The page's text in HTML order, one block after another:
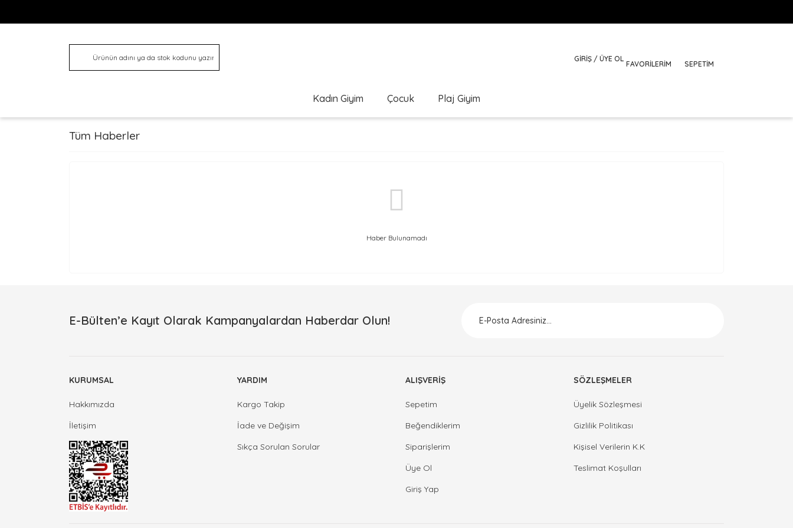
GİRİŞ / ÜYE OL
FAVORILERIM SEPETİM
Kadın Giyim Çocuk Plaj Giyim
Tüm Haberler
Haber Bulunamadı
E-Bülten’e Kayıt Olarak Kampanyalardan Haberdar Olun!
KURUMSAL
Hakkımızda
İletişim
YARDIM
Kargo Takip
İade ve Değişim
Sıkça Sorulan Sorular
ALIŞVERİŞ
Sepetim
Beğendiklerim
Siparişlerim
Üye Ol
Giriş Yap
SÖZLEŞMELER
Üyelik Sözleşmesi
Gizlilik Politikası
Kişisel Verilerin K.K
Teslimat Koşulları